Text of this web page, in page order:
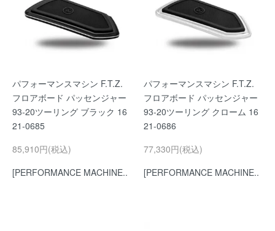
パフォーマンスマシン F.T.Z.
フロアボード パッセンジャー
93-20ツーリング ブラック 16
21-0685
85,910円(税込)
[PERFORMANCE MACHINE..
パフォーマンスマシン F.T.Z.
フロアボード パッセンジャー
93-20ツーリング クローム 16
21-0686
77,330円(税込)
[PERFORMANCE MACHINE..